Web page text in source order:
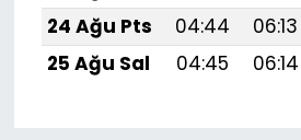
24 Ağu Pts
04:44 06:13
25 Ağu Sal
04:45 06:14